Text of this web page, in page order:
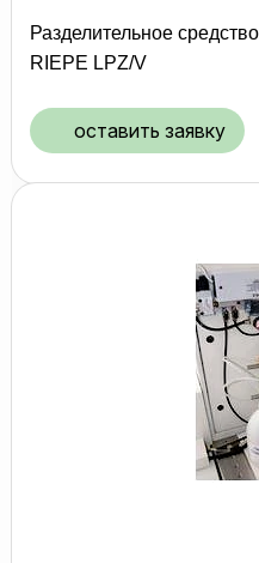
Разделительное
RIEPE LPZ/V
оставить заявку